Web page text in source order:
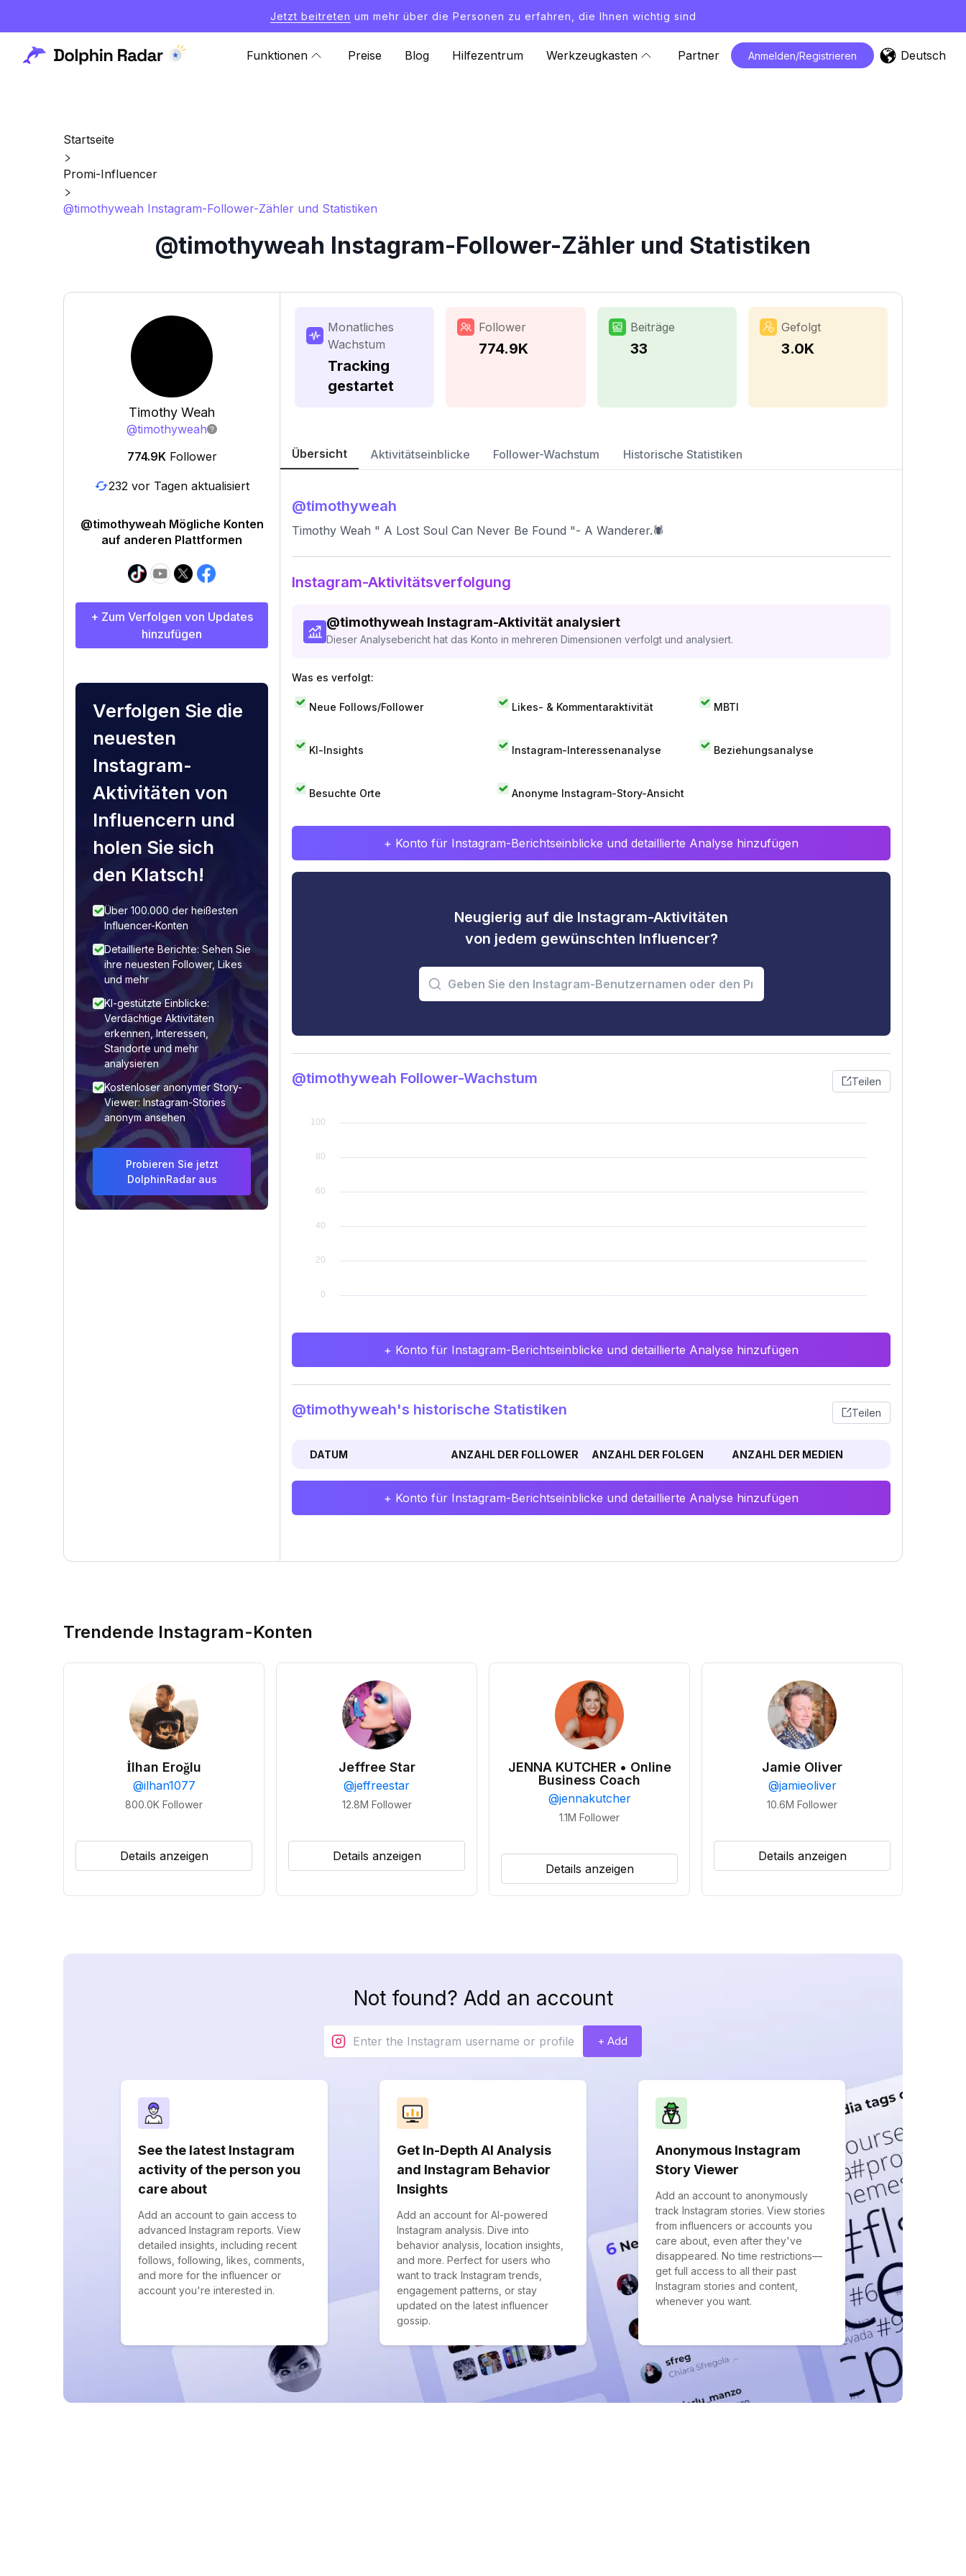
Jetzt beitreten um mehr über die Personen zu erfahren, die Ihnen wichtig sind
Funktionen Preise Blog Hilfezentrum Werkzeugkasten Partner Anmelden/Registrieren Deutsch
Startseite
Promi-Influencer
@timothyweah Instagram-Follower-Zähler und Statistiken
@timothyweah Instagram-Follower-Zähler und Statistiken
Timothy Weah
@timothyweah
774.9K Follower
232 vor Tagen aktualisiert
@timothyweah Mögliche Konten
auf anderen Plattformen
+ Zum Verfolgen von Updates
hinzufügen
Verfolgen Sie die
neuesten
Instagram-
Aktivitäten von
Influencern und
holen Sie sich
den Klatsch!
Über 100.000 der heißesten
Influencer-Konten
Detaillierte Berichte: Sehen Sie
ihre neuesten Follower, Likes
und mehr
KI-gestützte Einblicke:
Verdächtige Aktivitäten
erkennen, Interessen,
Standorte und mehr
analysieren
Kostenloser anonymer Story-
Viewer: Instagram-Stories
anonym ansehen
Probieren Sie jetzt
DolphinRadar aus
Monatliches
Wachstum
Tracking
gestartet
Follower
774.9K
Beiträge
33
Gefolgt
3.0K
Übersicht Aktivitätseinblicke Follower-Wachstum Historische Statistiken
@timothyweah
Timothy Weah " A Lost Soul Can Never Be Found "- A Wanderer.🕷
Instagram-Aktivitätsverfolgung
@timothyweah Instagram-Aktivität analysiert
Dieser Analysebericht hat das Konto in mehreren Dimensionen verfolgt und analysiert.
Was es verfolgt:
Neue Follows/Follower Likes- & Kommentaraktivität MBTI
KI-Insights Instagram-Interessenanalyse Beziehungsanalyse
Besuchte Orte Anonyme Instagram-Story-Ansicht
+ Konto für Instagram-Berichtseinblicke und detaillierte Analyse hinzufügen
Neugierig auf die Instagram-Aktivitäten
von jedem gewünschten Influencer?
@timothyweah Follower-Wachstum Teilen
+ Konto für Instagram-Berichtseinblicke und detaillierte Analyse hinzufügen
@timothyweah's historische Statistiken Teilen
DATUM ANZAHL DER FOLLOWER ANZAHL DER FOLGEN ANZAHL DER MEDIEN
+ Konto für Instagram-Berichtseinblicke und detaillierte Analyse hinzufügen
Trendende Instagram-Konten
İlhan Eroğlu
@ilhan1077
800.0K Follower
Details anzeigen
Jeffree Star
@jeffreestar
12.8M Follower
Details anzeigen
JENNA KUTCHER • Online
Business Coach
@jennakutcher
1.1M Follower
Details anzeigen
Jamie Oliver
@jamieoliver
10.6M Follower
Details anzeigen
Not found? Add an account
+ Add
See the latest Instagram
activity of the person you
care about
Add an account to gain access to
advanced Instagram reports. View
detailed insights, including recent
follows, following, likes, comments,
and more for the influencer or
account you're interested in.
Get In-Depth AI Analysis
and Instagram Behavior
Insights
Add an account for AI-powered
Instagram analysis. Dive into
behavior analysis, location insights,
and more. Perfect for users who
want to track Instagram trends,
engagement patterns, or stay
updated on the latest influencer
gossip.
Anonymous Instagram
Story Viewer
Add an account to anonymously
track Instagram stories. View stories
from influencers or accounts you
care about, even after they've
disappeared. No time restrictions—
get full access to all their past
Instagram stories and content,
whenever you want.